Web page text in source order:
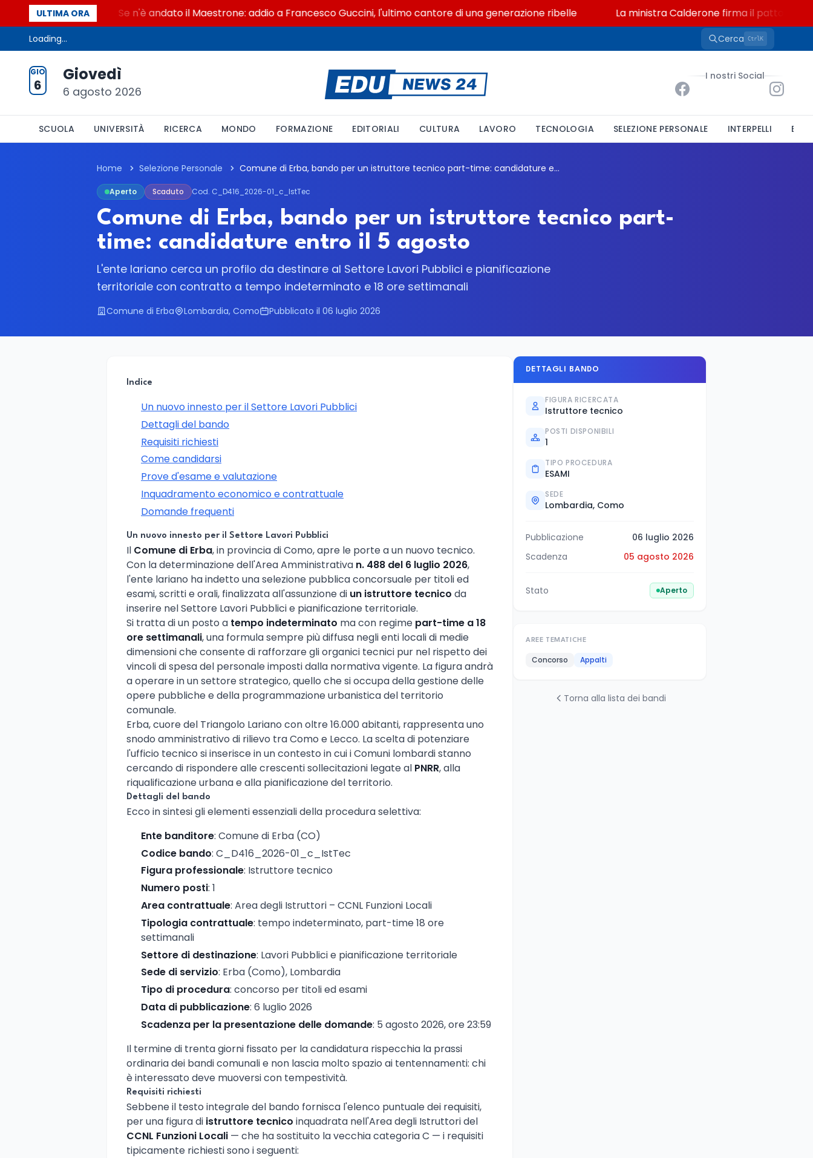
ULTIMA ORA
Maestrone Se n'è andato il Maestrone: addio a Francesco Guccini, l'ultimo cantore di una generazione ribelle La ministra Calderone firma il patto con
Loading... Cerca CtrlK
GIO
6
Giovedì
6 agosto 2026
I nostri Social
SCUOLA UNIVERSITÀ RICERCA MONDO FORMAZIONE EDITORIALI CULTURA LAVORO TECNOLOGIA SELEZIONE PERSONALE INTERPELLI
Home Selezione Personale Comune di Erba, bando per un istruttore tecnico part-time: candidature entro il 5 agosto
Aperto Scaduto Cod. C_D416_2026-01_c_IstTec
Comune di Erba, bando per un istruttore tecnico part-
time: candidature entro il 5 agosto
L'ente lariano cerca un profilo da destinare al Settore Lavori Pubblici e pianificazione
territoriale con contratto a tempo indeterminato e 18 ore settimanali
Comune di Erba Lombardia, Como Pubblicato il 06 luglio 2026
Indice
Un nuovo innesto per il Settore Lavori Pubblici
Dettagli del bando
Requisiti richiesti
Come candidarsi
Prove d'esame e valutazione
Inquadramento economico e contrattuale
Domande frequenti
Un nuovo innesto per il Settore Lavori Pubblici
Il Comune di Erba, in provincia di Como, apre le porte a un nuovo tecnico.
Con la determinazione dell'Area Amministrativa n. 488 del 6 luglio 2026,
l'ente lariano ha indetto una selezione pubblica concorsuale per titoli ed
esami, scritti e orali, finalizzata all'assunzione di un istruttore tecnico da
inserire nel Settore Lavori Pubblici e pianificazione territoriale.
Si tratta di un posto a tempo indeterminato ma con regime part-time a 18
ore settimanali, una formula sempre più diffusa negli enti locali di medie
dimensioni che consente di rafforzare gli organici tecnici pur nel rispetto dei
vincoli di spesa del personale imposti dalla normativa vigente. La figura andrà
a operare in un settore strategico, quello che si occupa della gestione delle
opere pubbliche e della programmazione urbanistica del territorio
comunale.
Erba, cuore del Triangolo Lariano con oltre 16.000 abitanti, rappresenta uno
snodo amministrativo di rilievo tra Como e Lecco. La scelta di potenziare
l'ufficio tecnico si inserisce in un contesto in cui i Comuni lombardi stanno
cercando di rispondere alle crescenti sollecitazioni legate al PNRR, alla
riqualificazione urbana e alla pianificazione del territorio.
Dettagli del bando
Ecco in sintesi gli elementi essenziali della procedura selettiva:
Ente banditore: Comune di Erba (CO)
Codice bando: C_D416_2026-01_c_IstTec
Figura professionale: Istruttore tecnico
Numero posti: 1
Area contrattuale: Area degli Istruttori – CCNL Funzioni Locali
Tipologia contrattuale: tempo indeterminato, part-time 18 ore
settimanali
Settore di destinazione: Lavori Pubblici e pianificazione territoriale
Sede di servizio: Erba (Como), Lombardia
Tipo di procedura: concorso per titoli ed esami
Data di pubblicazione: 6 luglio 2026
Scadenza per la presentazione delle domande: 5 agosto 2026, ore 23:59
Il termine di trenta giorni fissato per la candidatura rispecchia la prassi
ordinaria dei bandi comunali e non lascia molto spazio ai tentennamenti: chi
è interessato deve muoversi con tempestività.
Requisiti richiesti
Sebbene il testo integrale del bando fornisca l'elenco puntuale dei requisiti,
per una figura di istruttore tecnico inquadrata nell'Area degli Istruttori del
CCNL Funzioni Locali — che ha sostituito la vecchia categoria C — i requisiti
tipicamente richiesti sono i seguenti:
DETTAGLI BANDO
FIGURA RICERCATA
Istruttore tecnico
POSTI DISPONIBILI
1
TIPO PROCEDURA
ESAMI
SEDE
Lombardia, Como
Pubblicazione
06 luglio 2026
Scadenza
05 agosto 2026
Stato Aperto
AREE TEMATICHE
Concorso Appalti
Torna alla lista dei bandi